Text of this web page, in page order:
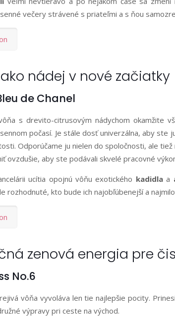
večery strávené s priateľmi a s ňou
nádej v nové začiatky
de Chanel
s drevito-citrusovým nádychom okamžite
počasí. Je stále dosť univerzálna, aby ste
Odporúčame ju nielen do spoločnosti, ale
ovzdušie, aby ste podávali skvelé pracovné
ucítia opojnú vôňu exotického kadidlaa
rozhodnuté, kto bude ich najobľúbenejší a
zenová energia pre
No.6
vôňa vyvoláva len tie najlepšie pocity.
výpravy pri ceste na východ.